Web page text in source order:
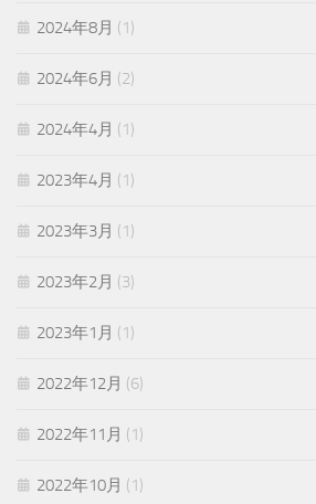
2024年8月 (1)
2024年6月 (2)
2024年4月 (1)
2023年4月 (1)
2023年3月 (1)
2023年2月 (3)
2023年1月 (1)
2022年12月 (6)
2022年11月 (1)
2022年10月 (1)